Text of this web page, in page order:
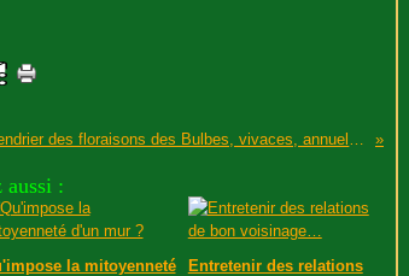
Calendrier des floraisons des Bulbes, vivaces, annuelles,…
aussi :
la mitoyenneté
Entretenir des relations